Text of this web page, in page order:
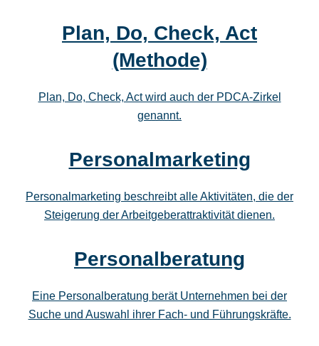
Plan, Do, Check, Act
(Methode)
Plan, Do, Check, Act wird auch der PDCA-Zirkel
genannt.
Personalmarketing
Personalmarketing beschreibt alle Aktivitäten, die der
Steigerung der Arbeitgeberattraktivität dienen.
Personalberatung
Eine Personalberatung berät Unternehmen bei der
Suche und Auswahl ihrer Fach- und Führungskräfte.